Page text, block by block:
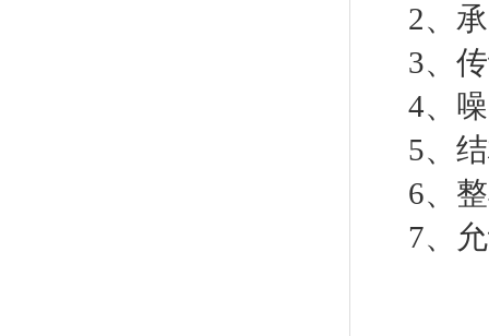
2、
3、
4、
5、
6、
7、